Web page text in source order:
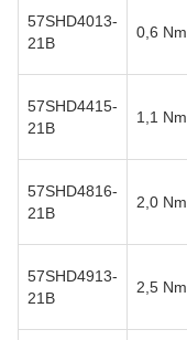
57SHD4013-
21B
0,6 Nm
57SHD4415-
21B
1,1 Nm
57SHD4816-
21B
2,0 Nm
57SHD4913-
21B
2,5 Nm